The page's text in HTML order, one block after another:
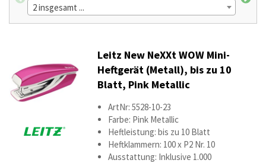
2 insgesamt ...
Leitz New NeXXt WOW Mini-
Heftgerät (Metall), bis zu 10
Blatt, Pink Metallic
ArtNr: 5528-10-23
Farbe: Pink Metallic
Heftleistung: bis zu 10 Blatt
Heftklammern: 100 x P2 Nr. 10
Ausstattung: Inklusive 1.000